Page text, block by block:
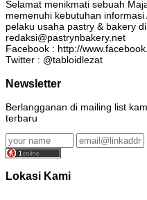
Selamat menikmati sebuah
memenuhi kebutuhan
pelaku usaha pastry & bakery
redaksi@pastrynbakery.net
Facebook : http://
Twitter : @tabloidlezat
Newsletter
Berlangganan di mailing list
terbaru
Lokasi Kami